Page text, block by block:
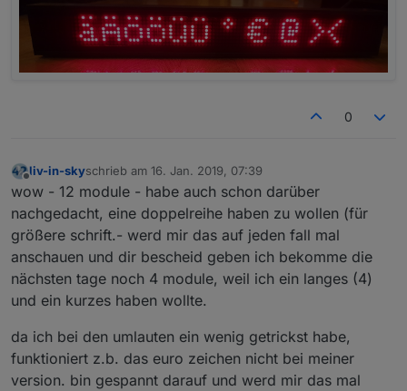
0
Offline
liv-in-skyschrieb am 16. Jan. 2019, 07:39
zuletzt editiert von
wow - 12 module - habe auch schon darüber
nachgedacht, eine doppelreihe haben zu wollen (für
größere schrift.- werd mir das auf jeden fall mal
anschauen und dir bescheid geben ich bekomme die
nächsten tage noch 4 module, weil ich ein langes (4)
und ein kurzes haben wollte.
da ich bei den umlauten ein wenig getrickst habe,
funktioniert z.b. das euro zeichen nicht bei meiner
version. bin gespannt darauf und werd mir das mal